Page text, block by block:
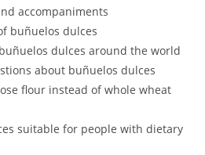
accompaniments
buñuelos dulces
dulces around the world
about buñuelos dulces
flour instead of whole wheat
suitable for people with dietary